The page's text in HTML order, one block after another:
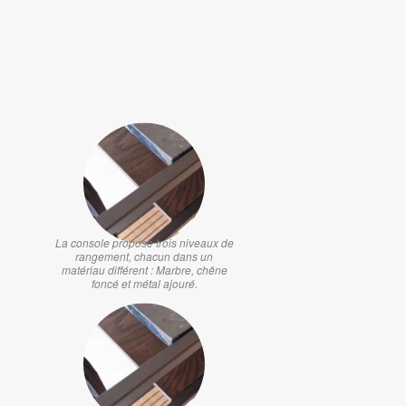
La console propose trois niveaux de
rangement, chacun dans un
matériau différent : Marbre, chêne
foncé et métal ajouré.